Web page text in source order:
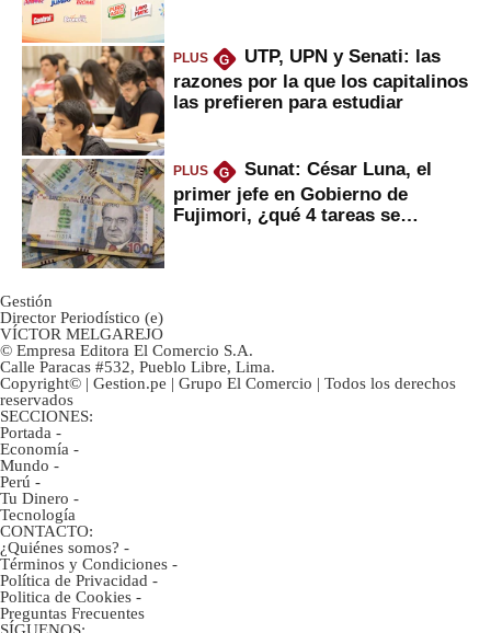
PLUS G
UTP, UPN y Senati: las
razones por la que los capitalinos
las prefieren para estudiar
PLUS G
Sunat: César Luna, el
primer jefe en Gobierno de
Fujimori, ¿qué 4 tareas se
Gestión
Director Periodístico (e)
VÍCTOR MELGAREJO
© Empresa Editora El Comercio S.A.
Calle Paracas #532, Pueblo Libre, Lima.
Copyright© | Gestion.pe | Grupo El Comercio | Todos los derechos
reservados
SECCIONES:
Portada -
Economía -
Mundo -
Perú -
Tu Dinero -
Tecnología
CONTACTO:
¿Quiénes somos? -
Términos y Condiciones -
Política de Privacidad -
Politica de Cookies -
Preguntas Frecuentes